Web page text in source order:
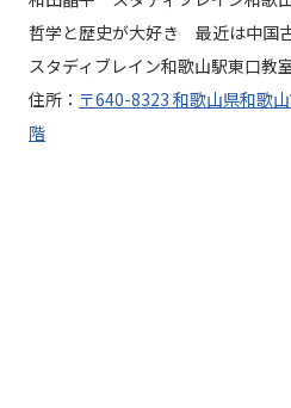
哲学と歴史が大好き 最近は中国
スタディブレイン和歌山駅東口教
住所： 〒640-8323 和歌山県和歌
階